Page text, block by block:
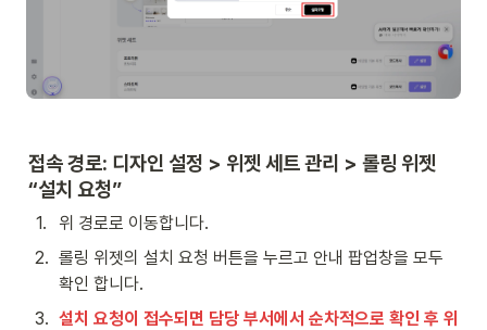
접속 경로: 디자인 설정 > 위젯 세트 관리 > 롤링 위젯
“설치 요청”
1.
위 경로로 이동합니다.
2. 롤링 위젯의 설치 요청 버튼을 누르고 안내 팝업창을 모두
확인 합니다.
3. 설치 요청이 접수되면 담당 부서에서 순차적으로 확인 후 위